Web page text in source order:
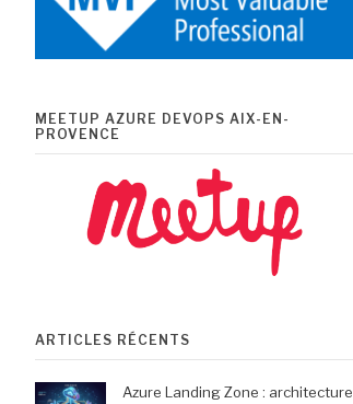
MEETUP AZURE DEVOPS AIX-EN-
PROVENCE
ARTICLES RÉCENTS
Azure Landing Zone : architecture